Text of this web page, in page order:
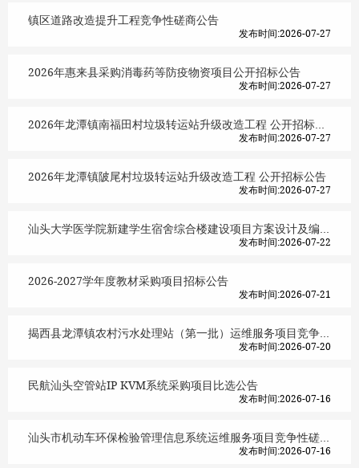
镇区道路改造提升工程竞争性磋商公告
发布时间:2026-07-27
2026年惠来县采购消毒药等防疫物资项目公开招标公告
发布时间:2026-07-27
2026年龙潭镇南福田村垃圾转运站升级改造工程 公开招标公告
发布时间:2026-07-27
2026年龙潭镇陂尾村垃圾转运站升级改造工程 公开招标公告
发布时间:2026-07-27
汕头大学医学院新建学生宿舍综合楼建设项目方案设计及编制项目可行性研究报告服务项目竞争性磋商公告
发布时间:2026-07-22
2026-2027学年度教材采购项目招标公告
发布时间:2026-07-21
揭西县龙潭镇农村污水处理站（第一批）运维服务项目竞争性磋商公告
发布时间:2026-07-20
民航汕头空管站IP KVM系统采购项目比选公告
发布时间:2026-07-16
汕头市机动车环保检验管理信息系统运维服务项目竞争性磋商公告
发布时间:2026-07-16